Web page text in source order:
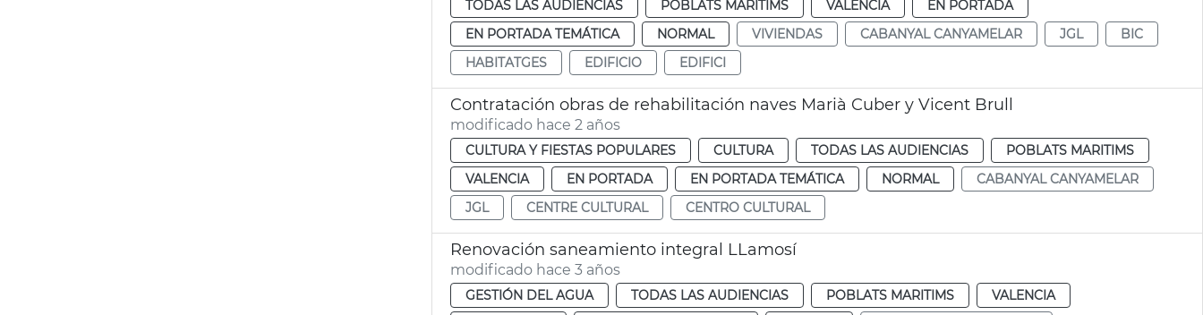
TODAS LAS AUDIENCIAS
POBLATS MARITIMS VALENCIA
EN PORTADA
EN PORTADA TEMÁTICA
NORMAL VIVIENDAS CABANYAL CANYAMELAR JGL
BIC
HABITATGES
EDIFICIO EDIFICI
Contratación obras de rehabilitación naves Marià Cuber y Vicent Brull
modificado hace 2 años
CULTURA Y FIESTAS POPULARES CULTURA TODAS LAS AUDIENCIAS
POBLATS MARITIMS
VALENCIA
EN PORTADA EN PORTADA TEMÁTICA NORMAL
CABANYAL CANYAMELAR
JGL
CENTRE CULTURAL CENTRO CULTURAL
Renovación saneamiento integral LLamosí
modificado hace 3 años
GESTIÓN DEL AGUA TODAS LAS AUDIENCIAS POBLATS MARITIMS
VALENCIA